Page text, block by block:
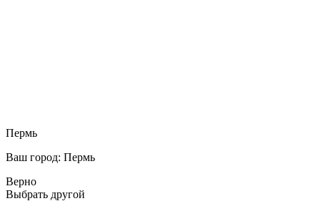
Пермь
Ваш город: Пермь
Верно
Выбрать другой